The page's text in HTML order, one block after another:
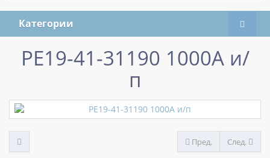
Категории
РЕ19-41-31190 1000А и/
п
Пред. След.